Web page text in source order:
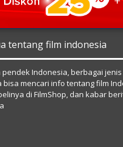
tentang film indonesia
Indonesia, berbagai
bisa mencari info tentang film
di FilmShop, dan kabar